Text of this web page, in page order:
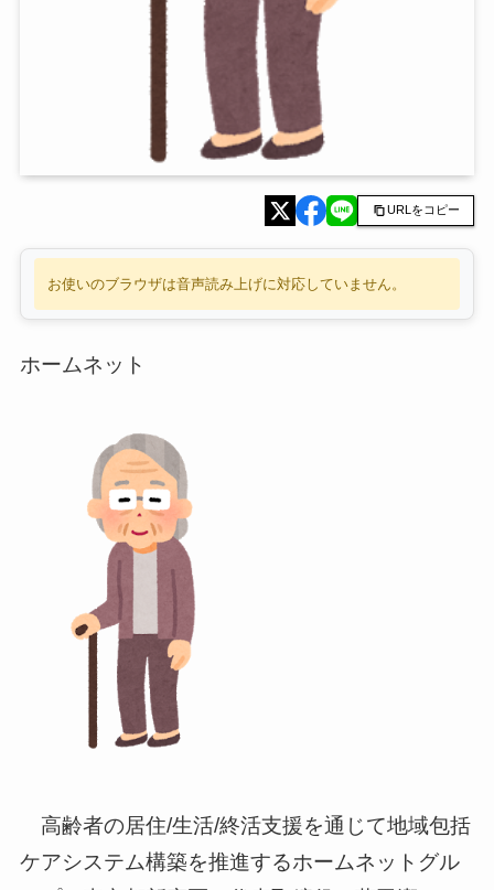
URLをコピー
お使いのブラウザは音声読み上げに対応していません。
ホームネット
高齢者の居住/生活/終活支援を通じて地域包括
ケアシステム構築を推進するホームネットグル